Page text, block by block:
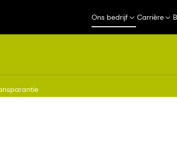
Ons bedrijf Carrière